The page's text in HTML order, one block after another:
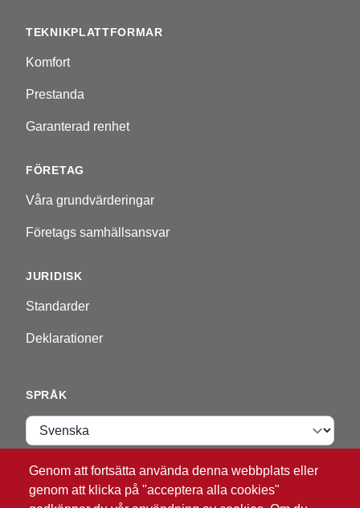
TEKNIKPLATTFORMAR
Komfort
Prestanda
Garanterad renhet
FÖRETAG
Våra grundvärderingar
Företags samhällsansvar
JURIDISK
Standarder
Deklarationer
Genom att fortsätta använda denna webbplats eller
genom att klicka på "acceptera alla cookies"
SPRÅK
Språk
VIP ZONE